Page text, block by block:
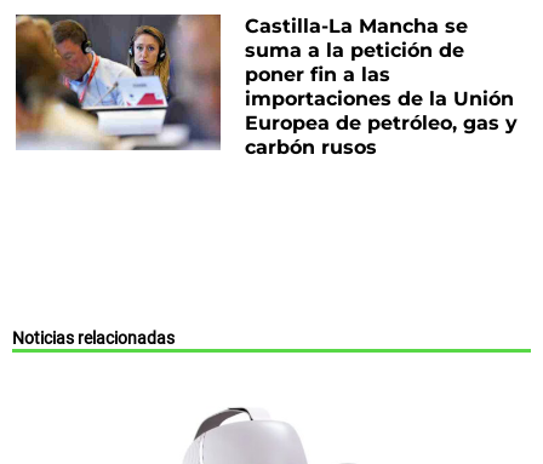
Castilla-La Mancha se
suma a la petición de
poner fin a las
importaciones de la Unión
Europea de petróleo, gas y
carbón rusos
Noticias relacionadas